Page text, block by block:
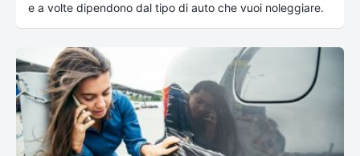
e a volte dipendono dal tipo di auto che vuoi noleggiare.